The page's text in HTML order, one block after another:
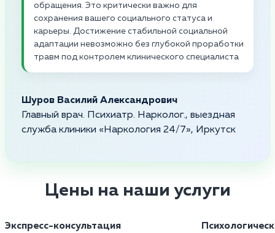
обращения. Это критически важно для
сохранения вашего социального статуса и
карьеры. Достижение стабильной социальной
адаптации невозможно без глубокой проработки
травм под контролем клинического специалиста
Шуров Василий Александрович
Главный врач. Психиатр. Нарколог., выездная
служба клиники «Наркология 24/7», Иркутск
Цены на наши услуги
Экспресс-консультация